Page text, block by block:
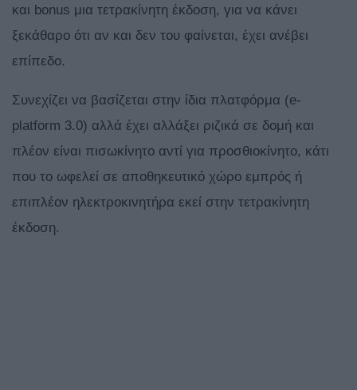
και bonus μια τετρακίνητη έκδοση, για να κάνει
ξεκάθαρο ότι αν και δεν του φαίνεται, έχει ανέβει
επίπεδο.
Συνεχίζει να βασίζεται στην ίδια πλατφόρμα (e-
platform 3.0) αλλά έχει αλλάξει ριζικά σε δομή και
πλέον είναι πισωκίνητο αντί για προσθιοκίνητο, κάτι
που το ωφελεί σε αποθηκευτικό χώρο εμπρός ή
επιπλέον ηλεκτροκινητήρα εκεί στην τετρακίνητη
έκδοση.